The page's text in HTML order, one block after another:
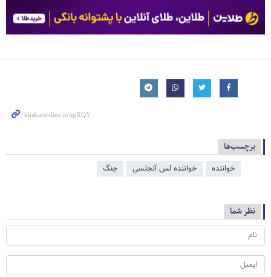
برچسب‌ها
خواننده خواننده لس آنجلسی جنگ
نظر شما